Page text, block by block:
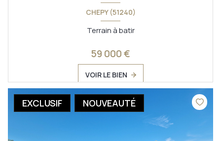
CHEPY (51240)
Terrain à batir
59 000 €
VOIR LE BIEN
EXCLUSIF NOUVEAUTÉ